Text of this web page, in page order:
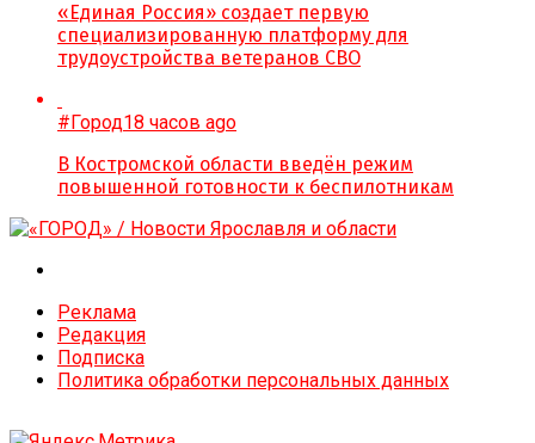
«Единая Россия» создает первую
специализированную платформу для
трудоустройства ветеранов СВО
#Город18 часов ago
В Костромской области введён режим
повышенной готовности к беспилотникам
Реклама
Редакция
Подписка
Политика обработки персональных данных